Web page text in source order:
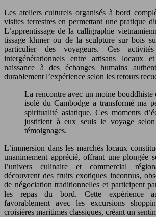
Les ateliers culturels organisés à bord
visites terrestres en permettant une pratique
L’apprentissage de la calligraphie
tissage khmer ou de la sculpture sur bois
particulier des voyageurs. Ces
intergénérationnels entre artisans locaux
naissance à des échanges humains
durablement l’expérience selon les retours
La rencontre avec un moine bouddhiste
isolé du Cambodge a transformé ma
spiritualité asiatique. Ces moments
justifient à eux seuls le voyage
témoignages.
L’immersion dans les marchés locaux
unanimement apprécié, offrant une plongée
l’univers culinaire et commercial
découvrent des fruits exotiques inconnus,
de négociation traditionnelles et participent
les repas du bord. Cette expérience
favorablement avec les excursions
croisières maritimes classiques, créant un